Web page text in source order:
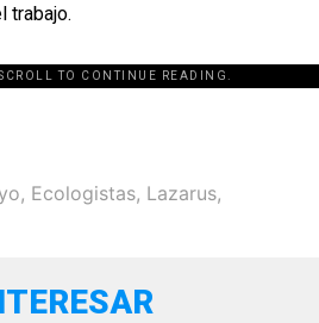
trabajo.
TO CONTINUE READING.
, Ecologistas, Lazarus,